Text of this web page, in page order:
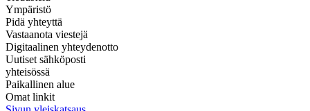
Ympäristö
Pidä yhteyttä
Vastaanota viestejä
Digitaalinen yhteydenotto
Uutiset sähköposti
yhteisössä
Paikallinen alue
Omat linkit